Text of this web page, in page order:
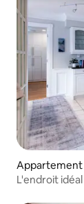
Appartement
L'endroit